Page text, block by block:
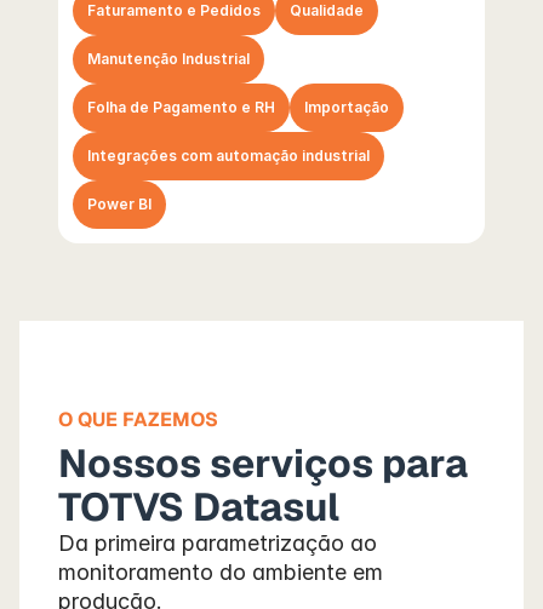
Faturamento e Pedidos Qualidade
Manutenção Industrial
Folha de Pagamento e RH Importação
Integrações com automação industrial
Power BI
O QUE FAZEMOS
Nossos serviços para
TOTVS Datasul
Da primeira parametrização ao
monitoramento do ambiente em
produção.